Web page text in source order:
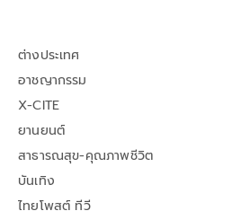
ต่างประเทศ
อาชญากรรม
X-CITE
ยานยนต์
สาธารณสุข-คุณภาพชีวิต
บันเทิง
ไทยโพสต์ ทีวี